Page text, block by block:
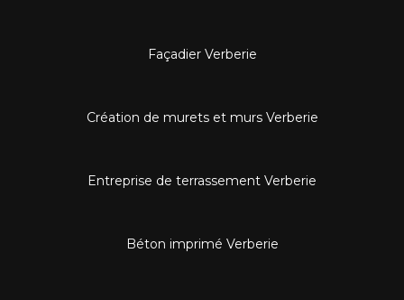
Façadier Verberie
Création de murets et murs Verberie
Entreprise de terrassement Verberie
Béton imprimé Verberie